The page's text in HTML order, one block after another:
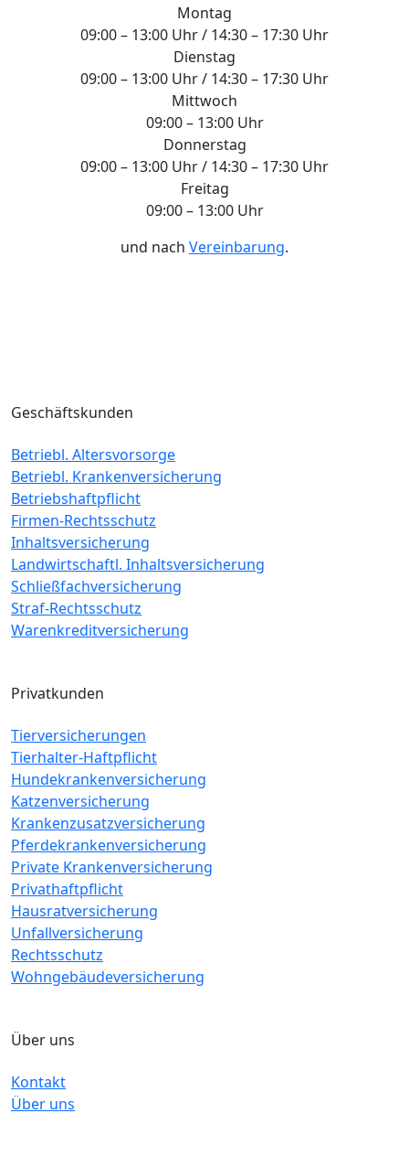
Montag
09:00 – 13:00 Uhr / 14:30 – 17:30 Uhr
Dienstag
09:00 – 13:00 Uhr / 14:30 – 17:30 Uhr
Mittwoch
09:00 – 13:00 Uhr
Donnerstag
09:00 – 13:00 Uhr / 14:30 – 17:30 Uhr
Freitag
09:00 – 13:00 Uhr
und nach Vereinbarung.
Geschäftskunden
Betriebl. Altersvorsorge
Betriebl. Krankenversicherung
Betriebshaftpflicht
Firmen-Rechtsschutz
Inhaltsversicherung
Landwirtschaftl. Inhaltsversicherung
Schließfachversicherung
Straf-Rechtsschutz
Warenkreditversicherung
Privatkunden
Tierversicherungen
Tierhalter-Haftpflicht
Hundekrankenversicherung
Katzenversicherung
Krankenzusatzversicherung
Pferdekrankenversicherung
Private Krankenversicherung
Privathaftpflicht
Hausratversicherung
Unfallversicherung
Rechtsschutz
Wohngebäudeversicherung
Über uns
Kontakt
Über uns